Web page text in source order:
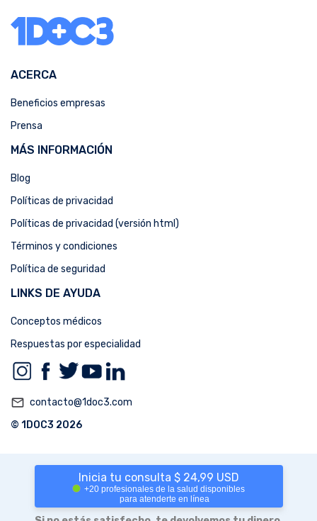
Inicia tu consulta $ 24,99 USD
+20 profesionales de la salud disponibles
para atenderte en línea
ACERCA
Beneficios empresas
Prensa
MÁS INFORMACIÓN
Blog
Políticas de privacidad
Políticas de privacidad (versión html)
Términos y condiciones
Política de seguridad
LINKS DE AYUDA
Conceptos médicos
Respuestas por especialidad
mail_outline contacto@1doc3.com
© 1DOC3 2026